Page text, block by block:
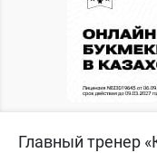
Главный тренер